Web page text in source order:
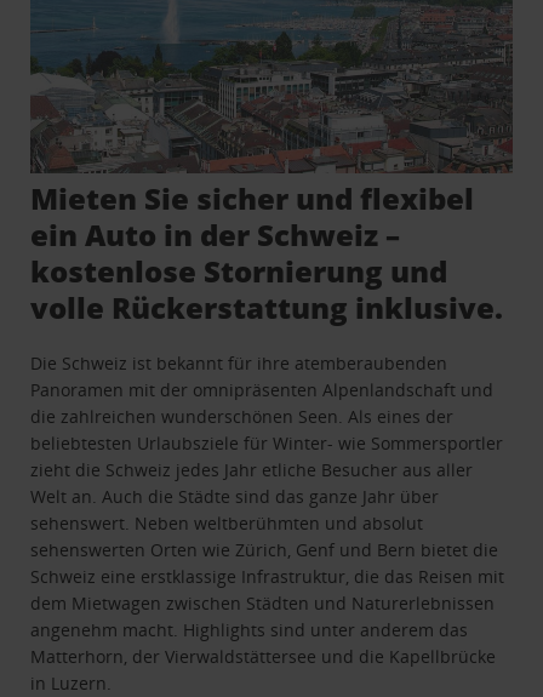
Mieten Sie sicher und flexibel
ein Auto in der Schweiz –
kostenlose Stornierung und
volle Rückerstattung inklusive.
Die Schweiz ist bekannt für ihre atemberaubenden
Panoramen mit der omnipräsenten Alpenlandschaft und
die zahlreichen wunderschönen Seen. Als eines der
beliebtesten Urlaubsziele für Winter- wie Sommersportler
zieht die Schweiz jedes Jahr etliche Besucher aus aller
Welt an. Auch die Städte sind das ganze Jahr über
sehenswert. Neben weltberühmten und absolut
sehenswerten Orten wie Zürich, Genf und Bern bietet die
Schweiz eine erstklassige Infrastruktur, die das Reisen mit
dem Mietwagen zwischen Städten und Naturerlebnissen
angenehm macht. Highlights sind unter anderem das
Matterhorn, der Vierwaldstättersee und die Kapellbrücke
in Luzern.